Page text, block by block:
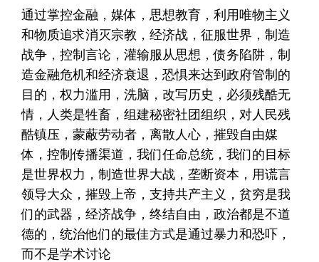
通过掌控金融，媒体，思想教育，利用唯物主义
和物质追求消灭宗教，经济战，征服世界，制造
战争，控制言论，灌输服从思想，债务陷阱，制
造金融危机和经济衰退，恐惧来达到政府管制的
目的，权力滥用，洗脑，改写历史，必须残酷无
情，人类是牲畜，组建秘密社团组织，对人民残
酷镇压，蒙蔽劳动者，离散人心，摧毁自由媒
体，控制传播渠道，我们任命总统，我们的目标
是世界权力，制造世界大战，垄断资本，用谎言
领导大众，摧毁上帝，支持共产主义，贫穷是我
们的武器，经济战争，终结自由，政治都是不道
德的，统治他们的最佳方式是通过暴力和恐吓，
而不是学术讨论